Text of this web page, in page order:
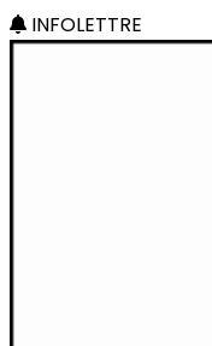
INFOLETTRE